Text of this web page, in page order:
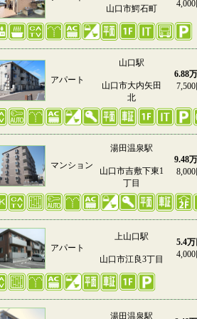
山口市鰐石町
アパート
山口駅
山口市大内矢田
北
6.88
マンション
湯田温泉駅
山口市吉敷下東1
丁目
9.48
アパート
上山口駅
山口市江良3丁目
5.4
湯田温泉駅